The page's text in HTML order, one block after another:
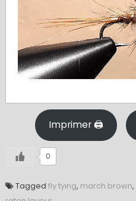
Imprimer 🖨
0
Tagged fly tying, march brown,